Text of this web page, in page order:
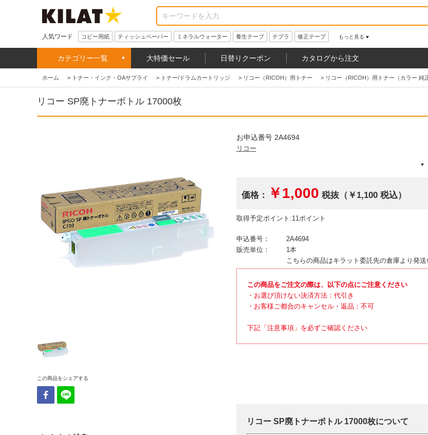
人気ワード コピー用紙 ティッシュペーパー ミネラルウォーター 養生テープ テプラ 修正テープ もっと見る
カテゴリー一覧 大特価セール 日替りクーポン カタログから注文
ホーム > トナー・インク・OAサプライ > トナー/ドラムカートリッジ > リコー（RICOH）用トナー > リコー（RICOH）用トナー（カラー 純
リコー SP廃トナーボトル 17000枚
この商品をシェアする
お申込番号 2A4694
リコー
価格： ￥1,000 税抜（￥1,100 税込）
取得予定ポイント:11ポイント
申込番号：
2A4694
販売単位：
1本
こちらの商品はキラット委託先の倉庫より発送
この商品をご注文の際は、以下の点にご注意ください
・お選び頂けない決済方法：代引き
・お客様ご都合のキャンセル・返品：不可
下記「注意事項」を必ずご確認ください
リコー SP廃トナーボトル 17000枚について